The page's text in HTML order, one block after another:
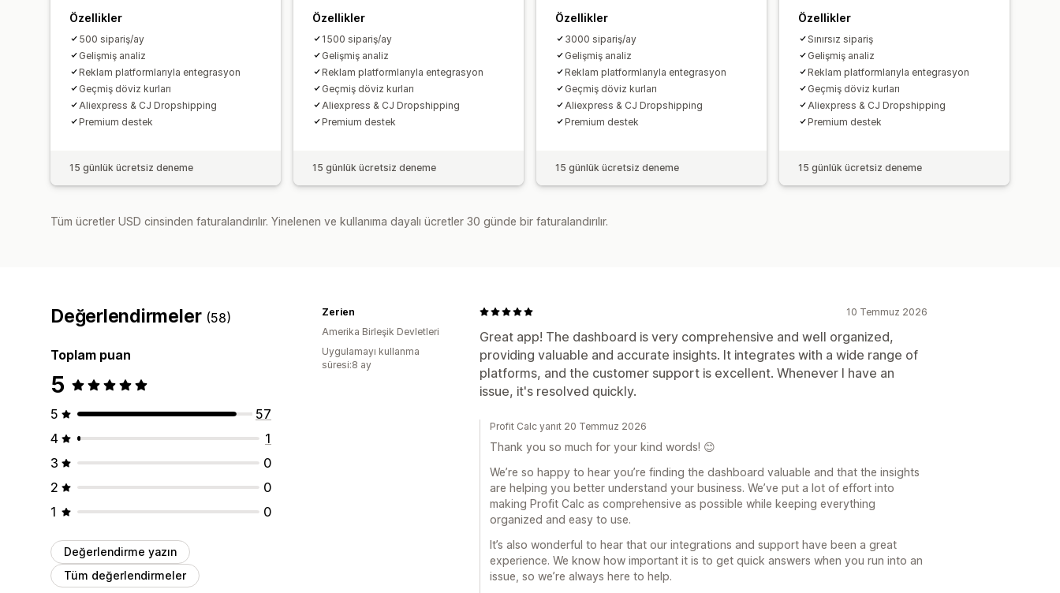
Özellikler
500 sipariş/ay
Gelişmiş analiz
Reklam platformlarıyla entegrasyon
Geçmiş döviz kurları
Aliexpress & CJ Dropshipping
Premium destek
15 günlük ücretsiz deneme
Özellikler
1500 sipariş/ay
Gelişmiş analiz
Reklam platformlarıyla entegrasyon
Geçmiş döviz kurları
Aliexpress & CJ Dropshipping
Premium destek
15 günlük ücretsiz deneme
Özellikler
3000 sipariş/ay
Gelişmiş analiz
Reklam platformlarıyla entegrasyon
Geçmiş döviz kurları
Aliexpress & CJ Dropshipping
Premium destek
15 günlük ücretsiz deneme
Özellikler
Sınırsız sipariş
Gelişmiş analiz
Reklam platformlarıyla entegrasyon
Geçmiş döviz kurları
Aliexpress & CJ Dropshipping
Premium destek
15 günlük ücretsiz deneme
Tüm ücretler USD cinsinden faturalandırılır. Yinelenen ve kullanıma dayalı ücretler 30 günde bir faturalandırılır.
Değerlendirmeler (58)
Toplam puan
5
5
57
4
1
3
0
2
0
1
0
Değerlendirme yazın
Tüm değerlendirmeler
10 Temmuz 2026
Great app! The dashboard is very comprehensive and well organized,
providing valuable and accurate insights. It integrates with a wide range of
platforms, and the customer support is excellent. Whenever I have an
issue, it's resolved quickly.
Zerien
Amerika Birleşik Devletleri
Uygulamayı kullanma
süresi:8 ay
Profit Calc yanıt 20 Temmuz 2026
Thank you so much for your kind words! 😊
We’re so happy to hear you’re finding the dashboard valuable and that the insights
are helping you better understand your business. We’ve put a lot of effort into
making Profit Calc as comprehensive as possible while keeping everything
organized and easy to use.
It’s also wonderful to hear that our integrations and support have been a great
experience. We know how important it is to get quick answers when you run into an
issue, so we’re always here to help.